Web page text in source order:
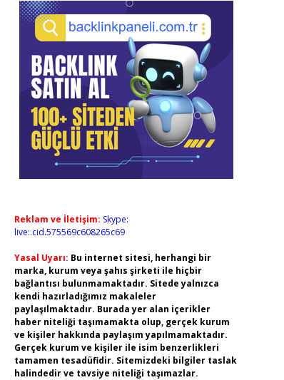
Reklam ve İletişim: Skype:
live:.cid.575569c608265c69
Yasal Uyarı: Bu internet sitesi, herhangi bir
marka, kurum veya şahıs şirketi ile hiçbir
bağlantısı bulunmamaktadır. Sitede yalnızca
kendi hazırladığımız makaleler
paylaşılmaktadır. Burada yer alan içerikler
haber niteliği taşımamakta olup, gerçek kurum
ve kişiler hakkında paylaşım yapılmamaktadır.
Gerçek kurum ve kişiler ile isim benzerlikleri
tamamen tesadüfidir. Sitemizdeki bilgiler taslak
halindedir ve tavsiye niteliği taşımazlar.